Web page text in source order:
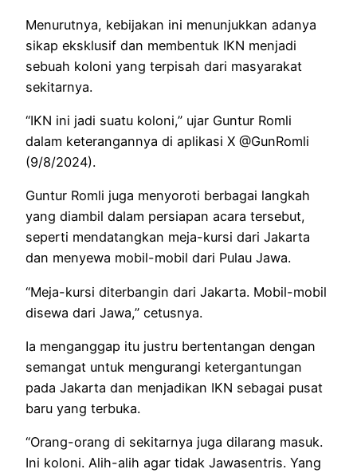
Menurutnya, kebijakan ini menunjukkan adanya
sikap eksklusif dan membentuk IKN menjadi
sebuah koloni yang terpisah dari masyarakat
sekitarnya.
“IKN ini jadi suatu koloni,” ujar Guntur Romli
dalam keterangannya di aplikasi X @GunRomli
(9/8/2024).
Guntur Romli juga menyoroti berbagai langkah
yang diambil dalam persiapan acara tersebut,
seperti mendatangkan meja-kursi dari Jakarta
dan menyewa mobil-mobil dari Pulau Jawa.
“Meja-kursi diterbangin dari Jakarta. Mobil-mobil
disewa dari Jawa,” cetusnya.
Ia menganggap itu justru bertentangan dengan
semangat untuk mengurangi ketergantungan
pada Jakarta dan menjadikan IKN sebagai pusat
baru yang terbuka.
“Orang-orang di sekitarnya juga dilarang masuk.
Ini koloni. Alih-alih agar tidak Jawasentris. Yang